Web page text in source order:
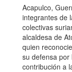
Acapulco,
integrantes de
colectivas
alcaldesa de
quien
su defensa por
contribución a